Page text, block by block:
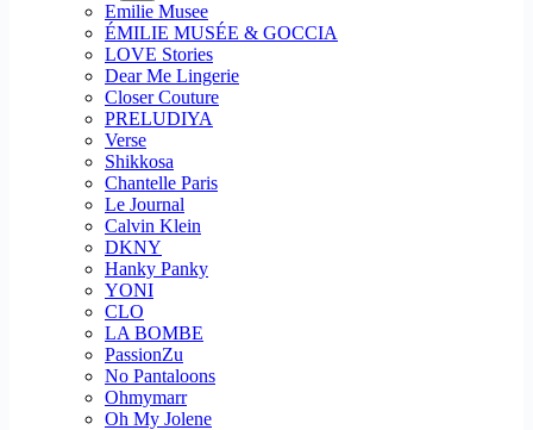
Emilie Musee
ÉMILIE MUSÉE & GOCCIA
LOVE Stories
Dear Me Lingerie
Closer Couture
PRELUDIYA
Verse
Shikkosa
Chantelle Paris
Le Journal
Calvin Klein
DKNY
Hanky Panky
YONI
CLO
LA BOMBE
PassionZu
No Pantaloons
Ohmymarr
Oh My Jolene